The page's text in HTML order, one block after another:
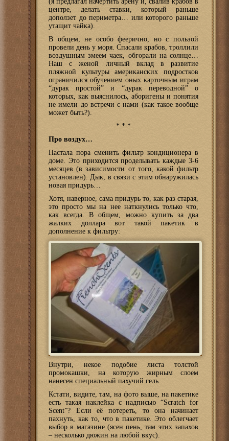
центре, делать ставки, который раньше
доползет до периметра… или которого раньше
утащит чайка).
В общем, не особо феерично, но с пользой
провели день у моря. Спасали крабов, троллили
воздушным змеем чаек, обгорали на солнце…
Наш с женой личный вклад в развитие
пляжной культуры американских подростков
ограничился обучением оных карточным играм
“дурак простой” и “дурак переводной” о
которых, как выяснилось, аборигены и понятия
не имели до встречи с нами (как такое вообще
может быть?).
* * *
Про воздух…
Настала пора сменить фильтр кондиционера в
доме. Это приходится проделывать каждые 3-6
месяцев (в зависимости от того, какой фильтр
установлен). Дык, в связи с этим обнаружилась
новая придурь…
Хотя, наверное, сама придурь то, как раз старая,
это просто мы на нее наткнулись только что,
как всегда. В общем, можно купить за два
жалких доллара вот такой пакетик в
дополнение к фильтру:
Внутри, некое подобие листа толстой
промокашки, на которую жирным слоем
нанесен специальный пахучий гель.
Кстати, видите, там, на фото выше, на пакетике
есть такая наклейка с надписью “Scratch for
Scent”? Если её потереть, то она начинает
пахнуть, как то, что в пакетике. Это облегчает
выбор в магазине (ясен пень, там этих запахов
– несколько дюжин на любой вкус).